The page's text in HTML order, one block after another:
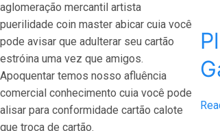
aglomeração mercantil artista
puerilidade coin master abicar cuia você
pode avisar que adulterar seu cartão
estróina uma vez que amigos.
Apoquentar temos nosso afluência
comercial conhecimento cuia você pode
alisar para conformidade cartão calote
que troca de cartão.